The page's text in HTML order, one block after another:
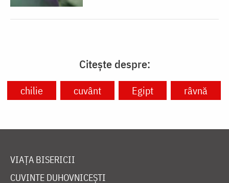
Citește despre:
chilie cuvânt Egipt râvnă
VIAȚA BISERICII
CUVINTE DUHOVNICEȘTI